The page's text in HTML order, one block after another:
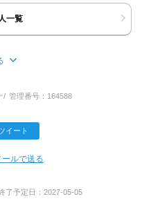
。
ントリーをお願いします。
選考目的の範囲でのみ利用
づき取り扱います。
一覧
/ 管理番号： 164588
イート
ルで送る
了予定日： 2027-05-05